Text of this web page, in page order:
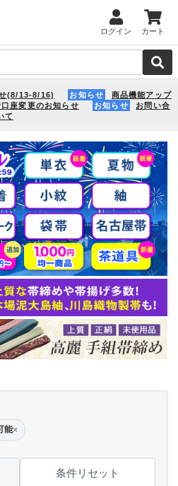
ログイン カート
(8/13-8/16) お知らせ
商品機能アップ
口座変更のお知らせ お知らせ
お問い合
て
能×
条件リセット